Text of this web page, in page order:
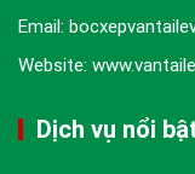
Email:
Website:
Dịch vụ nổi